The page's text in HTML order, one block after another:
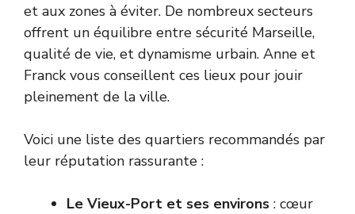
et aux zones à éviter. De nombreux secteurs
offrent un équilibre entre sécurité Marseille,
qualité de vie, et dynamisme urbain. Anne et
Franck vous conseillent ces lieux pour jouir
pleinement de la ville.
Voici une liste des quartiers recommandés par
leur réputation rassurante :
Le Vieux-Port et ses environs : cœur